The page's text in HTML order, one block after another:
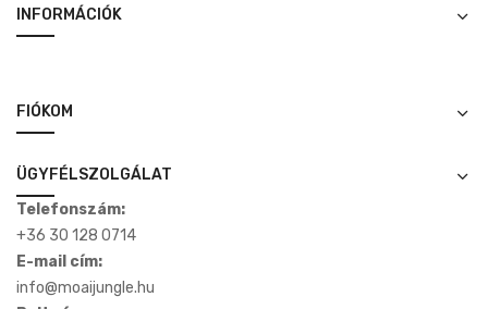
INFORMÁCIÓK
FIÓKOM
ÜGYFÉLSZOLGÁLAT
Telefonszám:
+36 30 128 0714
E-mail cím:
info@moaijungle.hu